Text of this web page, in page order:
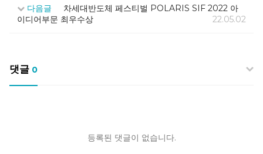
다음글
차세대반도체 페스티벌 POLARIS SIF 2022 아
이디어부문 최우수상
22.05.02
댓글0
등록된 댓글이 없습니다.